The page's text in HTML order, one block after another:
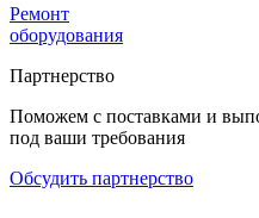
Ремонт
оборудования
Партнерство
Поможем с поставками и
под ваши требования
Обсудить партнерство